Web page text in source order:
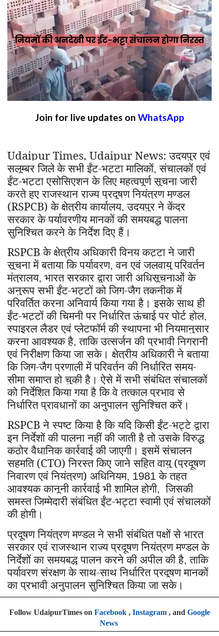
Join for live updates on WhatsApp
Udaipur Times, Udaipur News:उदयपुर एवं
सलूम्बर जिले के सभी ईंट-भट्टा मालिकों,संचालकों एवं
ईंट-भट्टा एसोसिएशन के लिए महत्वपूर्ण सूचना जारी
करते हुए राजस्थान राज्य प्रदूषण नियंत्रण मण्डल
(RSPCB) के क्षेत्रीय कार्यालय,उदयपुर ने केंद्र
सरकार के पर्यावरणीय मानकों की समयबद्ध पालना
सुनिश्चित करने के निर्देश दिए हैं।
RSPCB के क्षेत्रीय अधिकारी विनय कट्टा ने जारी
सूचना में बताया कि पर्यावरण,वन एवं जलवायु परिवर्तन
मंत्रालय, भारत सरकार द्वारा जारी अधिसूचनाओं के
अनुरूप सभी ईंट-भट्टों को जिग-जैग तकनीक में
परिवर्तित करना अनिवार्य किया गया है। इसके साथ ही
ईंट-भट्टों की चिमनी पर निर्धारित ऊंचाई पर पोर्ट होल,
स्पाइरल लैडर एवं प्लेटफॉर्म की स्थापना भी नियमानुसार
करना आवश्यक है,ताकि उत्सर्जन की प्रभावी निगरानी
एवं निरीक्षण किया जा सके। क्षेत्रीय अधिकारी ने बताया
कि जिग-जैग प्रणाली में परिवर्तन की निर्धारित समय-
सीमा समाप्त हो चुकी है। ऐसे में सभी संबंधित संचालकों
को निर्देशित किया गया है कि वे तत्काल प्रभाव से
निर्धारित प्रावधानों का अनुपालन सुनिश्चित करें।
RSPCB ने स्पष्ट किया है कि यदि किसी ईंट-भट्टे द्वारा
इन निर्देशों की पालना नहीं की जाती है तो उसके विरुद्ध
कठोर वैधानिक कार्रवाई की जाएगी। इसमें संचालन
सहमति (CTO) निरस्त किए जाने सहित वायु (प्रदूषण
निवारण एवं नियंत्रण) अधिनियम, 1981के तहत
आवश्यक कानूनी कार्रवाई भी शामिल होगी,जिसकी
समस्त जिम्मेदारी संबंधित ईंट-भट्टा स्वामी एवं संचालकों
की होगी।
प्रदूषण नियंत्रण मण्डल ने सभी संबंधित पक्षों से भारत
सरकार एवं राजस्थान राज्य प्रदूषण नियंत्रण मण्डल के
निर्देशों का समयबद्ध पालन करने की अपील की है,ताकि
पर्यावरण संरक्षण के साथ-साथ निर्धारित प्रदूषण मानकों
का प्रभावी अनुपालन सुनिश्चित किया जा सके।
Follow UdaipurTimes on Facebook, Instagram, and Google
News